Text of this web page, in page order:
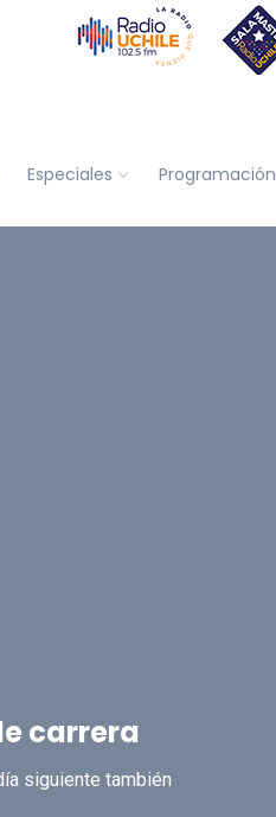
Especiales Programación
carrera
siguiente también